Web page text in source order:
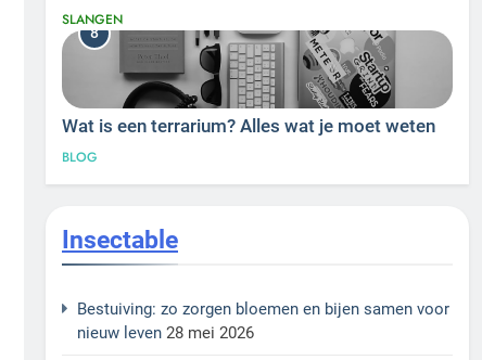
SLANGEN
8
Wat is een terrarium? Alles wat je moet weten
BLOG
Insectable
Bestuiving: zo zorgen bloemen en bijen samen voor
nieuw leven 28 mei 2026